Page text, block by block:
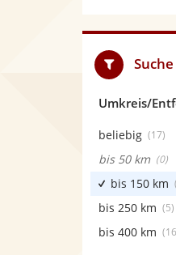
Umkreis/
beliebig (17)
bis 50 km (0)
bis 150 km
bis 250 km (5)
bis 400 km